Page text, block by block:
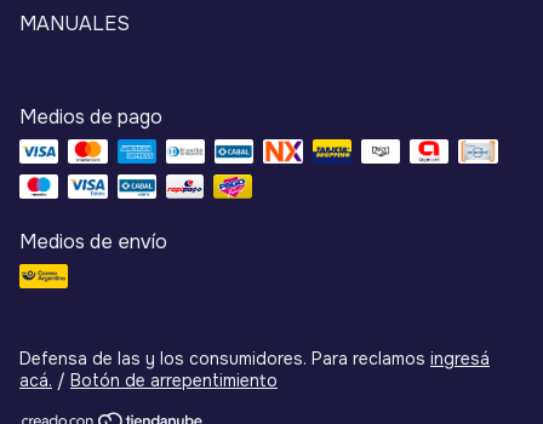
MANUALES
Medios de pago
Medios de envío
Defensa de las y los consumidores. Para reclamos ingresá
acá. / Botón de arrepentimiento